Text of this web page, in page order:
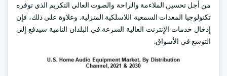
من أجل تحسين الملاءمة والراحة والصوت العالي التكريم الذي توفره
تكنولوجيا المعدات السمعية اللاسلكية المنزلية. وعلاوة على ذلك، فإن
إدخال خدمات الإنترنت العالية السرعة في البلدان النامية سيدفع إلى
التوسع في الأسواق.